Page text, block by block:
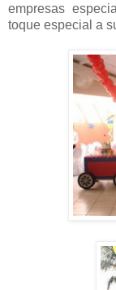
empresas
toque especial a